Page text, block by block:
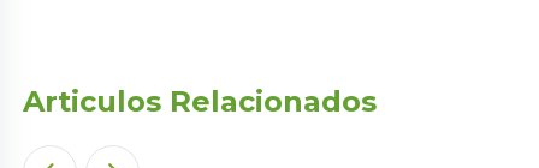
Articulos Relacionados